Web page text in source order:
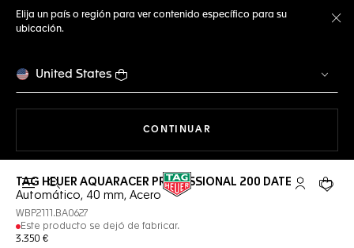
Elija un país o región para ver contenido específico para su
ubicación.
United States
CONTINUAR
Abrir el menú de búsqueda Cuenta Mi
Su
TAG HEUER AQUARACER PROFESSIONAL 200 DATE
Automático, 40 mm, Acero
WBP2111.BA0627
Este producto se dejó de fabricar.
3.350 €